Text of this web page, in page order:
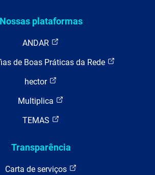
Nossas plataformas
ANDAR
de Boas Práticas da Rede
hector
Multiplica
TEMAS
Transparência
Carta de serviços